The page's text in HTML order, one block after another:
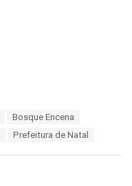
Bosque Encena
Prefeitura de Natal